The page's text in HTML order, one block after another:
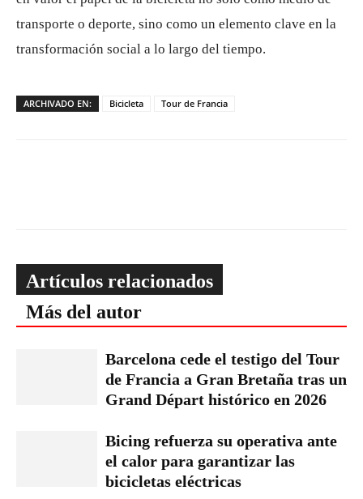
transporte o deporte, sino como un elemento clave en la
transformación social a lo largo del tiempo.
ARCHIVADO EN: Bicicleta Tour de Francia
Artículos relacionados
Más del autor
Barcelona cede el testigo del Tour
de Francia a Gran Bretaña tras un
Grand Départ histórico en 2026
Bicing refuerza su operativa ante
el calor para garantizar las
bicicletas eléctricas